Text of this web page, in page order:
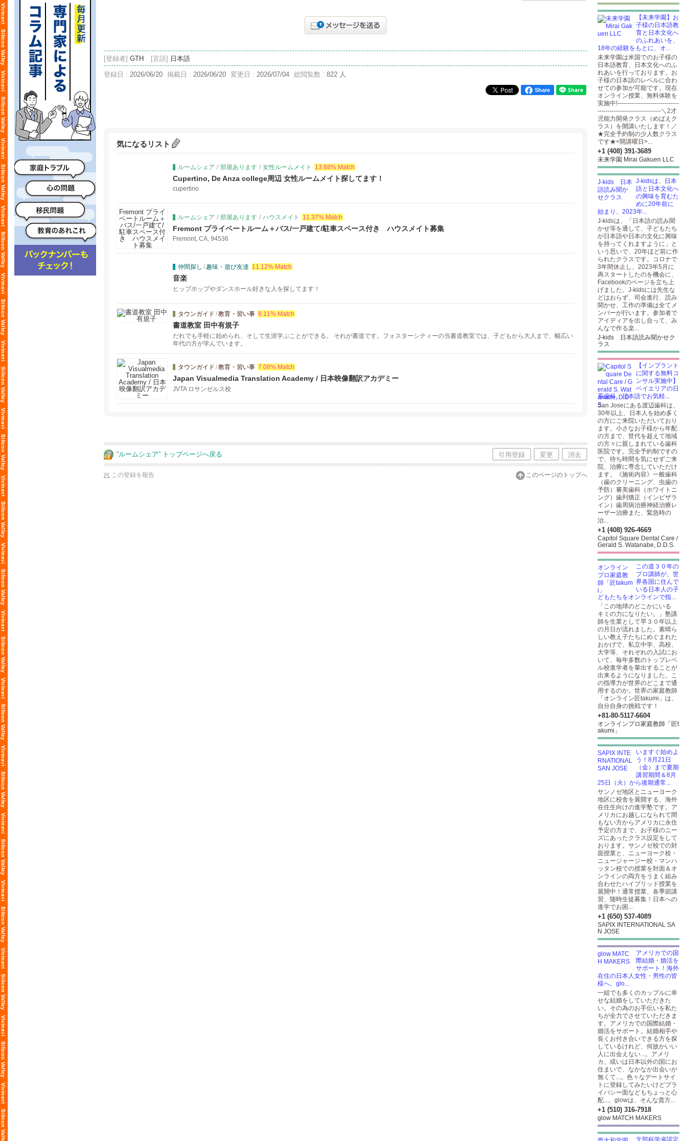
[登録者] GTH [言語] 日本語
登録日 : 2026/06/20 掲載日 : 2026/06/20 変更日 : 2026/07/04 総閲覧数 : 822 人
Share
気になるリスト
ルームシェア / 部屋あります / 女性ルームメイト 13.88% Match
Cupertino, De Anza college周辺 女性ルームメイト探してます！
cupertino
ルームシェア / 部屋あります / ハウスメイト 11.37% Match
Fremont プライベートルーム＋バス/一戸建て/駐車スペース付き ハウスメイト募集
Fremont, CA, 94536
仲間探し / 趣味・遊び友達 11.12% Match
音楽
ヒップホップやダンスホール好きな人を探してます！
タウンガイド /教育・習い事 8.11% Match
書道教室 田中有規子
だれでも手軽に始められ、そして生涯学ぶことができる。 それが書道です。フォスターシティーの当書道教室では、子どもから大人まで、幅広い
年代の方が学んでいます。
タウンガイド /教育・習い事 7.08% Match
Japan Visualmedia Translation Academy / 日本映像翻訳アカデミー
JVTA ロサンゼルス校
“ルームシェア” トップページへ戻る 引用登録 変更 消去
この登録を報告 このページのトップへ
【未来学園】お
子様の日本語教
育と日本文化へ
のふれあいを、
18年の経験をもとに、オ...
未来学園は米国でのお子様の
日本語教育、日本文化へのふ
れあいを行っております。お
子様の日本語のレベルに合わ
せての参加が可能です。現在
オンライン授業、無料体験を
実施中!------------------------------
-------------------------------＼2才
児能力開発クラス（めばえク
ラス）を開講いたします！／
★完全予約制の少人数クラス
です★<開講曜日>...
+1 (408) 391-3689
未来学園 Mirai Gakuen LLC
J-kidsは、日本
語と日本文化へ
の興味を育むた
めに20年前に
始まり、2023年...
J-kidsは、「日本語の読み聞
かせ等を通して、子どもたち
が日本語や日本の文化に興味
を持ってくれますように」と
いう思いで、20年ほど前に作
られたクラスです。コロナで
3年間休止し、2023年5月に
再スタートしたのを機会に、
Facebookのページを立ち上
げました。J-kidsには先生な
どはおらず、司会進行、読み
聞かせ、工作の準備は全てメ
ンバーが行います。参加者で
アイディアを出し合って、み
んなで作る楽...
J-kids 日本語読み聞かせク
ラス
【インプラント
に関する無料コ
ンサル実施中】
ベイエリアの日
系歯科。日本語でお気軽...
San Joseにある渡辺歯科は、
30年以上、日本人を始め多く
の方にご来院いただいており
ます。小さなお子様から年配
の方まで、世代を超えて地域
の方々に親しまれている歯科
医院です。完全予約制ですの
で、待ち時間を気にせずご来
院、治療に専念していただけ
ます。《施術内容》一般歯科
（歯のクリーニング、虫歯の
予防）審美歯科（ホワイトニ
ング）歯列矯正（インビザラ
イン）歯周病治療神経治療レ
ーザー治療また、緊急時の
治...
+1 (408) 926-4669
Capitol Square Dental Care /
Gerald S. Watanabe, D.D.S.
この道３０年の
プロ講師が、世
界各国に住んで
いる日本人の子
どもたちをオンラインで指...
「この地球のどこかにいる
キミの力になりたい。」塾講
師を生業として早３０年以上
の月日が流れました。素晴ら
しい教え子たちにめぐまれた
おかげで、私立中学、高校、
大学等、それぞれの入試にお
いて、毎年多数のトップレベ
ル校進学者を輩出することが
出来るようになりました。こ
の指導力が世界のどこまで通
用するのか。世界の家庭教師
「オンライン匠takumi」は、
自分自身の挑戦です！
+81-80-5117-6604
オンラインプロ家庭教師「匠t
akumi」
いますぐ始めよ
う！8月21日
（金）まで夏期
講習期間＆8月
25日（火）から後期通常...
サンノゼ地区とニューヨーク
地区に校舎を展開する、海外
在住生向けの進学塾です。ア
メリカにお越しになられて間
もない方からアメリカに永住
予定の方まで、お子様のニー
ズにあったクラス設定をして
おります。サンノゼ校での対
面授業と、ニューヨーク校・
ニュージャージー校・マンハ
ッタン校での授業を対面＆オ
ンラインの両方をうまく組み
合わせたハイブリッド授業を
展開中！通常授業、各季節講
習、随時生徒募集！日本への
進学でお困...
+1 (650) 537-4089
SAPIX INTERNATIONAL SA
N JOSE
アメリカでの国
際結婚・婚活を
サポート！海外
在住の日本人女性・男性の皆
様へ。glo...
一組でも多くのカップルに幸
せな結婚をしていただきた
い。その為のお手伝いを私た
ちが全力でさせていただきま
す。アメリカでの国際結婚・
婚活をサポート。結婚相手や
長くお付き合いできる方を探
しているけれど、何故かいい
人に出会えない...。アメリ
カ、或いは日本以外の国にお
住まいで、なかなか出会いが
無くて...。色々なデートサイ
トに登録してみたいけどプラ
イバシー面などもちょっと心
配...。glowは、そんな貴方...
+1 (510) 316-7918
glow MATCH MAKERS
文部科学省認定